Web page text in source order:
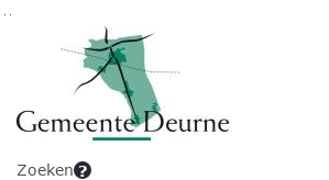
Ga naar de inhoud van deze pagina
Ga naar het zoeken
Ga naar het menu
Zoeken